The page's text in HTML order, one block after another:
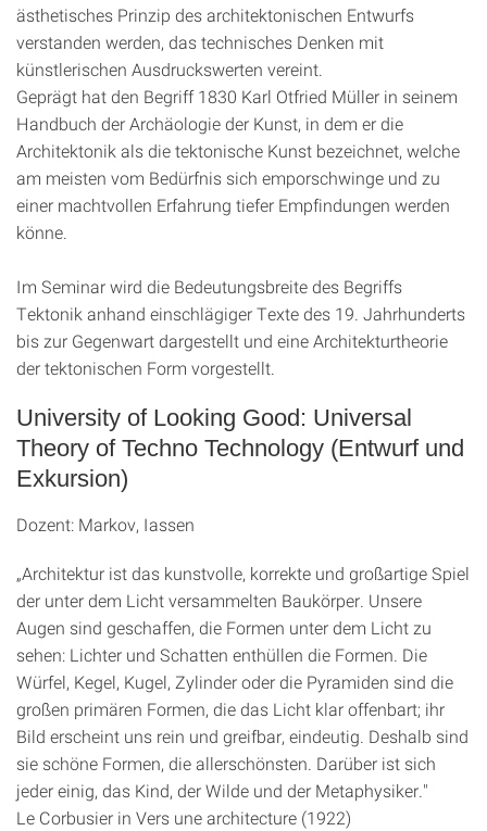
ästhetisches Prinzip des architektonischen Entwurfs
verstanden werden, das technisches Denken mit
künstlerischen Ausdruckswerten vereint.
Geprägt hat den Begriff 1830 Karl Otfried Müller in seinem
Handbuch der Archäologie der Kunst, in dem er die
Architektonik als die tektonische Kunst bezeichnet, welche
am meisten vom Bedürfnis sich emporschwinge und zu
einer machtvollen Erfahrung tiefer Empfindungen werden
könne.
Im Seminar wird die Bedeutungsbreite des Begriffs
Tektonik anhand einschlägiger Texte des 19. Jahrhunderts
bis zur Gegenwart dargestellt und eine Architekturtheorie
der tektonischen Form vorgestellt.
University of Looking Good: Universal
Theory of Techno Technology (Entwurf und
Exkursion)
Dozent: Markov, Iassen
„Architektur ist das kunstvolle, korrekte und großartige Spiel
der unter dem Licht versammelten Baukörper. Unsere
Augen sind geschaffen, die Formen unter dem Licht zu
sehen: Lichter und Schatten enthüllen die Formen. Die
Würfel, Kegel, Kugel, Zylinder oder die Pyramiden sind die
großen primären Formen, die das Licht klar offenbart; ihr
Bild erscheint uns rein und greifbar, eindeutig. Deshalb sind
sie schöne Formen, die allerschönsten. Darüber ist sich
jeder einig, das Kind, der Wilde und der Metaphysiker."
Le Corbusier in Vers une architecture (1922)